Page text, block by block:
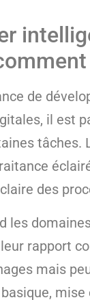
de
il est
tâches.
des
les
rapport
mais
mise